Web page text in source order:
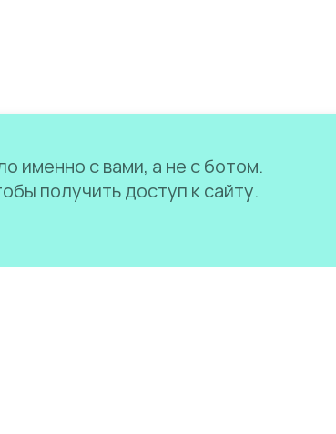
именно с вами, а не с ботом.
получить доступ к сайту.